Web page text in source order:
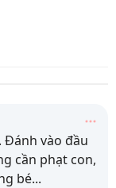
Đánh vào đầu
cần phạt con,
bé...